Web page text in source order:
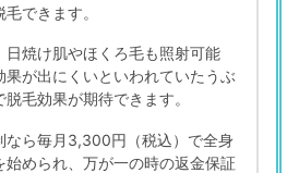
毛できます。
日焼け肌やほくろ毛も照射可能
果が出にくいといわれていたうぶ
脱毛効果が期待できます。
なら毎月3,300円（税込）で全身
始められ、万が一の時の返金保証